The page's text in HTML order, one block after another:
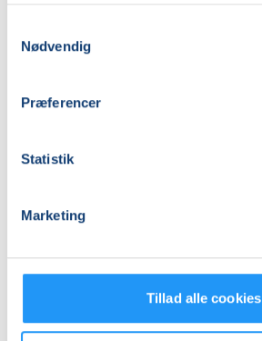
Nødvendig
Præferencer
Statistik
Marketing
Tillad alle cookies
Keramikskolen)
Relaterede hold